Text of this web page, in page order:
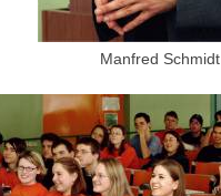
Manfred Schmidt